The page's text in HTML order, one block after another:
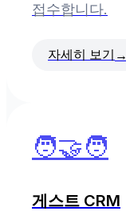
접수합니다.
자세히 보기 →
🧑‍🤝‍🧑
게스트 CRM